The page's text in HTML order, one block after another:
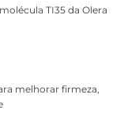
TI35 da Olera
melhorar firmeza,